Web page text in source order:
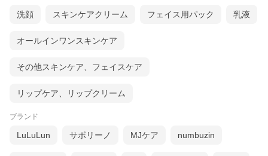
洗顔 スキンケアクリーム フェイス用パック 乳液
オールインワンスキンケア
その他スキンケア、フェイスケア
リップケア、リップクリーム
ブランド
LuLuLun サボリーノ MJケア numbuzin